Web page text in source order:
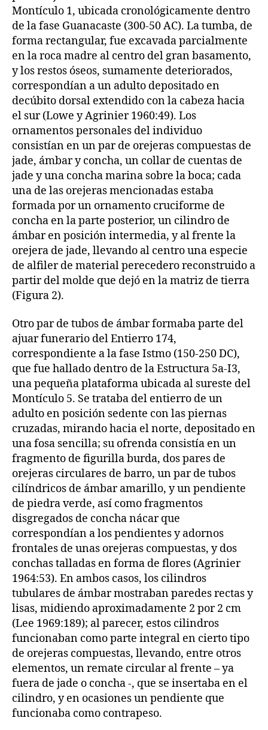
Montículo 1, ubicada cronológicamente dentro
de la fase Guanacaste (300-50 AC). La tumba, de
forma rectangular, fue excavada parcialmente
en la roca madre al centro del gran basamento,
y los restos óseos, sumamente deteriorados,
correspondían a un adulto depositado en
decúbito dorsal extendido con la cabeza hacia
el sur (Lowe y Agrinier 1960:49). Los
ornamentos personales del individuo
consistían en un par de orejeras compuestas de
jade, ámbar y concha, un collar de cuentas de
jade y una concha marina sobre la boca; cada
una de las orejeras mencionadas estaba
formada por un ornamento cruciforme de
concha en la parte posterior, un cilindro de
ámbar en posición intermedia, y al frente la
orejera de jade, llevando al centro una especie
de alfiler de material perecedero reconstruido a
partir del molde que dejó en la matriz de tierra
(Figura 2).
Otro par de tubos de ámbar formaba parte del
ajuar funerario del Entierro 174,
correspondiente a la fase Istmo (150-250 DC),
que fue hallado dentro de la Estructura 5a-I3,
una pequeña plataforma ubicada al sureste del
Montículo 5. Se trataba del entierro de un
adulto en posición sedente con las piernas
cruzadas, mirando hacia el norte, depositado en
una fosa sencilla; su ofrenda consistía en un
fragmento de figurilla burda, dos pares de
orejeras circulares de barro, un par de tubos
cilíndricos de ámbar amarillo, y un pendiente
de piedra verde, así como fragmentos
disgregados de concha nácar que
correspondían a los pendientes y adornos
frontales de unas orejeras compuestas, y dos
conchas talladas en forma de flores (Agrinier
1964:53). En ambos casos, los cilindros
tubulares de ámbar mostraban paredes rectas y
lisas, midiendo aproximadamente 2 por 2 cm
(Lee 1969:189); al parecer, estos cilindros
funcionaban como parte integral en cierto tipo
de orejeras compuestas, llevando, entre otros
elementos, un remate circular al frente – ya
fuera de jade o concha -, que se insertaba en el
cilindro, y en ocasiones un pendiente que
funcionaba como contrapeso.